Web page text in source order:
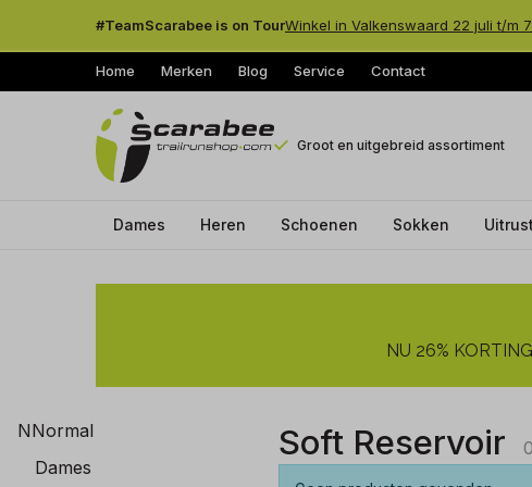
#TeamScarabee is on TourWinkel in Valkenswaard 22 juli t/m
Home Merken Blog Service Contact
Groot en uitgebreid assortiment
Dames Heren Schoenen Sokken
Trailrunshop
NU 26%
NNormal
Dames
Soft Reservoir